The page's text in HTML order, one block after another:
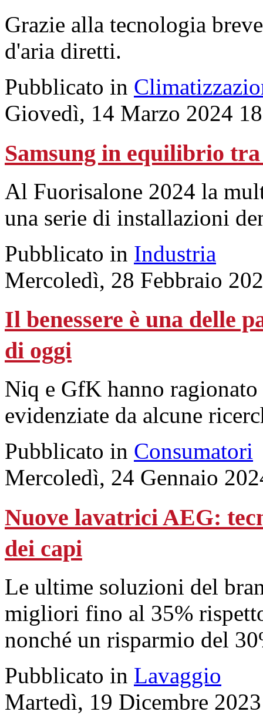
Grazie alla tecnologia
d'aria diretti.
Pubblicato in
Giovedì, 14 Marzo 2024
Samsung in equilibrio tra
Al Fuorisalone 2024 la
una serie di installazioni
Pubblicato in Industria
Mercoledì, 28 Febbraio
Il benessere è una delle
di oggi
Niq e GfK hanno
evidenziate da alcune
Pubblicato in Consumatori
Mercoledì, 24 Gennaio
Nuove lavatrici AEG:
dei capi
Le ultime soluzioni del
migliori fino al 35%
nonché un risparmio del
Pubblicato in Lavaggio
Martedì, 19 Dicembre